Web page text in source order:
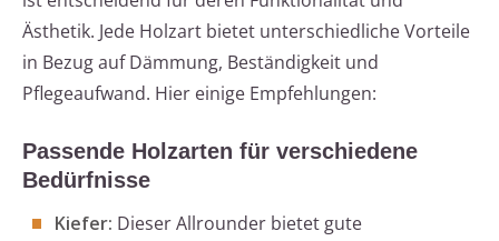
Ästhetik. Jede Holzart bietet unterschiedliche Vorteile
in Bezug auf Dämmung, Beständigkeit und
Pflegeaufwand. Hier einige Empfehlungen:
Passende Holzarten für verschiedene
Bedürfnisse
Kiefer: Dieser Allrounder bietet gute